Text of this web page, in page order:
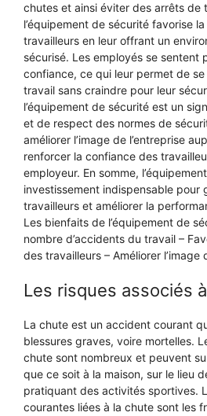
chutes et ainsi éviter des arrêts de
l’équipement de sécurité favorise
travailleurs en leur offrant un
sécurisé. Les employés se sentent
confiance, ce qui leur permet de
travail sans craindre pour leur
l’équipement de sécurité est un
et de respect des normes de
améliorer l’image de l’entreprise
renforcer la confiance des
employeur. En somme,
investissement indispensable pour
travailleurs et améliorer la
Les bienfaits de l’équipement de
nombre d’accidents du travail –
des travailleurs – Améliorer l’image
Les risques associés
La chute est un accident courant
blessures graves, voire mortelles.
chute sont nombreux et peuvent
que ce soit à la maison, sur le lieu
pratiquant des activités sportives.
courantes liées à la chute sont les